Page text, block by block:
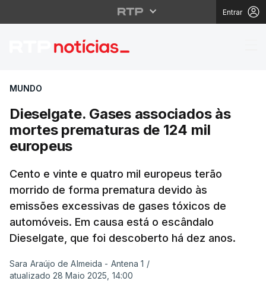
Entrar
Dieselgate. Gases
MUNDO
Dieselgate. Gases associados às
mortes prematuras de 124 mil
europeus
Cento e vinte e quatro mil europeus terão
morrido de forma prematura devido às
emissões excessivas de gases tóxicos de
automóveis. Em causa está o escândalo
Dieselgate, que foi descoberto há dez anos.
Sara Araújo de Almeida - Antena 1 /
atualizado 28 Maio 2025, 14:00